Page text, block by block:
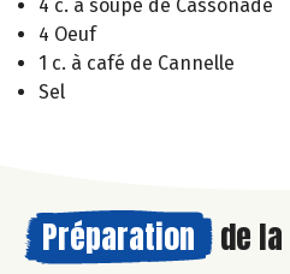
4 c. à soupe de Cassonade
4 Oeuf
1 c. à café de Cannelle
Sel
Préparation de la